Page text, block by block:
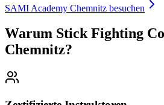
SAMI Academy Chemnitz besuchen
Warum Stick Fighting
Chemnitz?